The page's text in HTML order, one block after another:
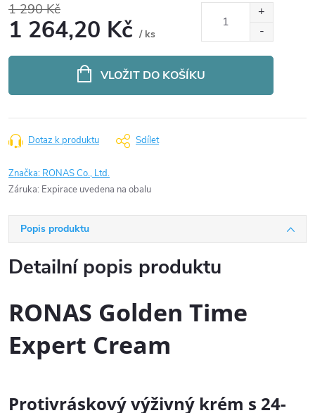
1 290 Kč
1 264,20 Kč / ks
VLOŽIT DO KOŠÍKU
Dotaz k produktu Sdílet
Značka: RONAS Co., Ltd.
Záruka: Expirace uvedena na obalu
Popis produktu
Detailní popis produktu
RONAS Golden Time
Expert Cream
Protivráskový výživný krém s 24-